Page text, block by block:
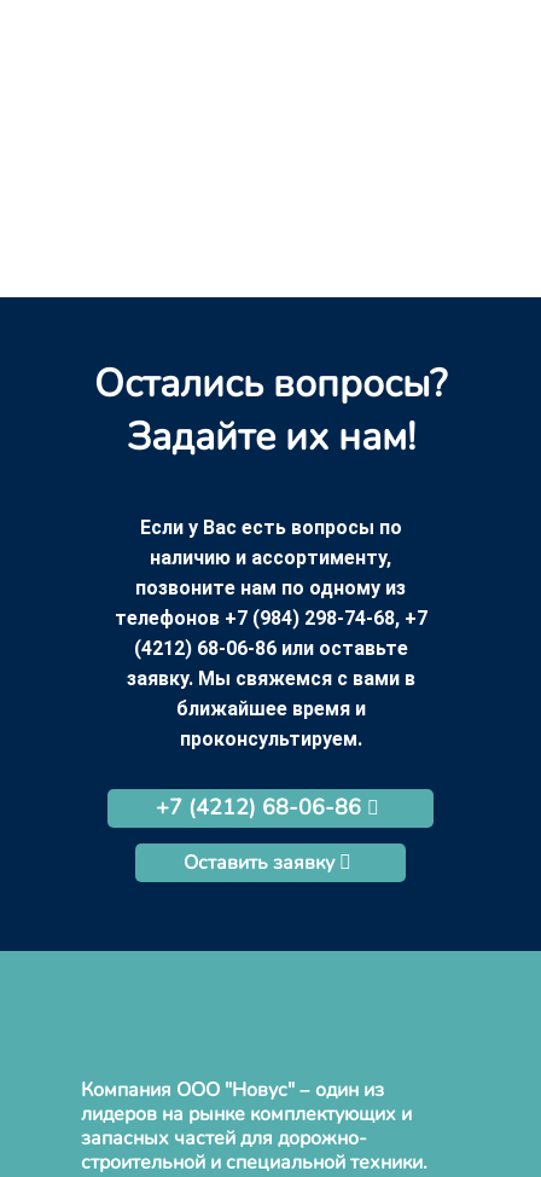
Остались вопросы?
Задайте их нам!
Если у Вас есть вопросы по
наличию и ассортименту,
позвоните нам по одному из
телефонов +7 (984) 298-74-68, +7
(4212) 68-06-86 или оставьте
заявку. Мы свяжемся с вами в
ближайшее время и
проконсультируем.
+7 (4212) 68-06-86
Оставить заявку
Компания ООО "Новус" – один из
лидеров на рынке комплектующих и
запасных частей для дорожно-
строительной и специальной техники.